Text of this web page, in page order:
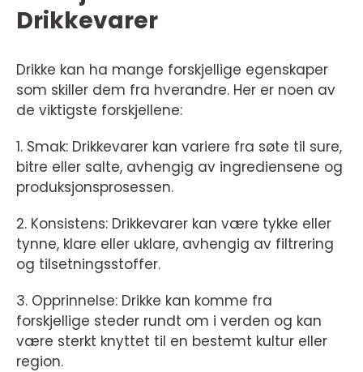
Drikkevarer
Drikke kan ha mange forskjellige egenskaper
som skiller dem fra hverandre. Her er noen av
de viktigste forskjellene:
1. Smak: Drikkevarer kan variere fra søte til sure,
bitre eller salte, avhengig av ingrediensene og
produksjonsprosessen.
2. Konsistens: Drikkevarer kan være tykke eller
tynne, klare eller uklare, avhengig av filtrering
og tilsetningsstoffer.
3. Opprinnelse: Drikke kan komme fra
forskjellige steder rundt om i verden og kan
være sterkt knyttet til en bestemt kultur eller
region.